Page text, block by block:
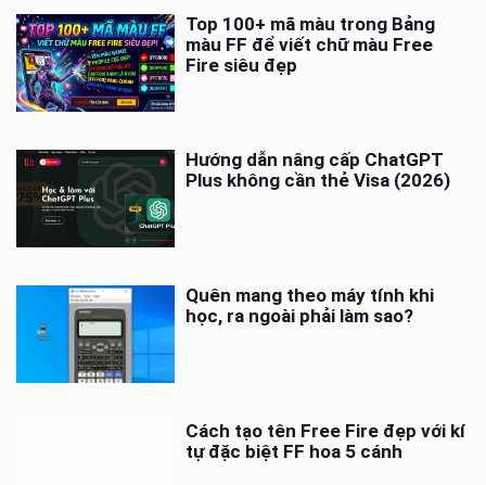
Top 100+ mã màu trong Bảng
màu FF để viết chữ màu Free
Fire siêu đẹp
Hướng dẫn nâng cấp ChatGPT
Plus không cần thẻ Visa (2026)
Quên mang theo máy tính khi
học, ra ngoài phải làm sao?
Cách tạo tên Free Fire đẹp với kí
tự đặc biệt FF hoa 5 cánh